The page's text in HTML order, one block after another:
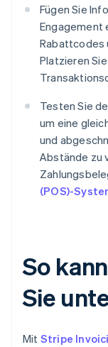
Fügen Sie
Engagement
Rabattcodes
Platzieren
Testen Sie
um eine
und
Abstände zu
(POS)-
So
Sie
Mit Stripe